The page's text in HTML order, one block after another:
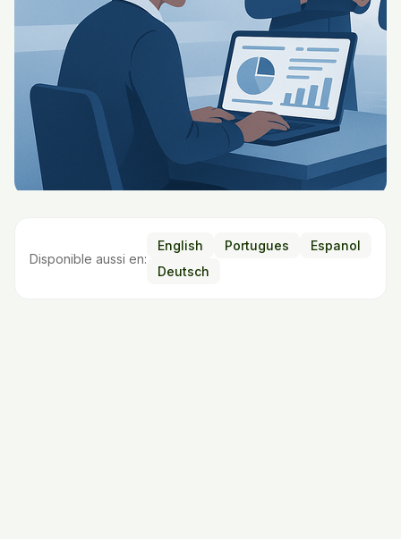
Disponible aussi en:
English Portugues
Espanol
Deutsch